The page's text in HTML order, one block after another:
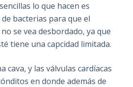
lo que hacen es
bacterias para que el
se vea desbordado, ya que
tiene una capcidad limitada.
cava, y las válvulas cardíacas
en donde además de